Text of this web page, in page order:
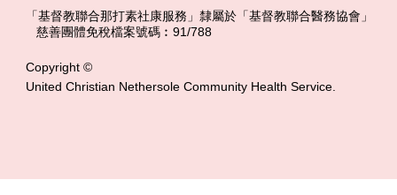
「基督教聯合那打素社康服務」隸屬於「基督教聯合醫務協會」 ‎ ‎ ‎ ‎ ‎ ‎
‎ ‎ ‎ 慈善團體免稅檔案號碼︰91/788
Copyright ©
United Christian Nethersole Community Health Service.